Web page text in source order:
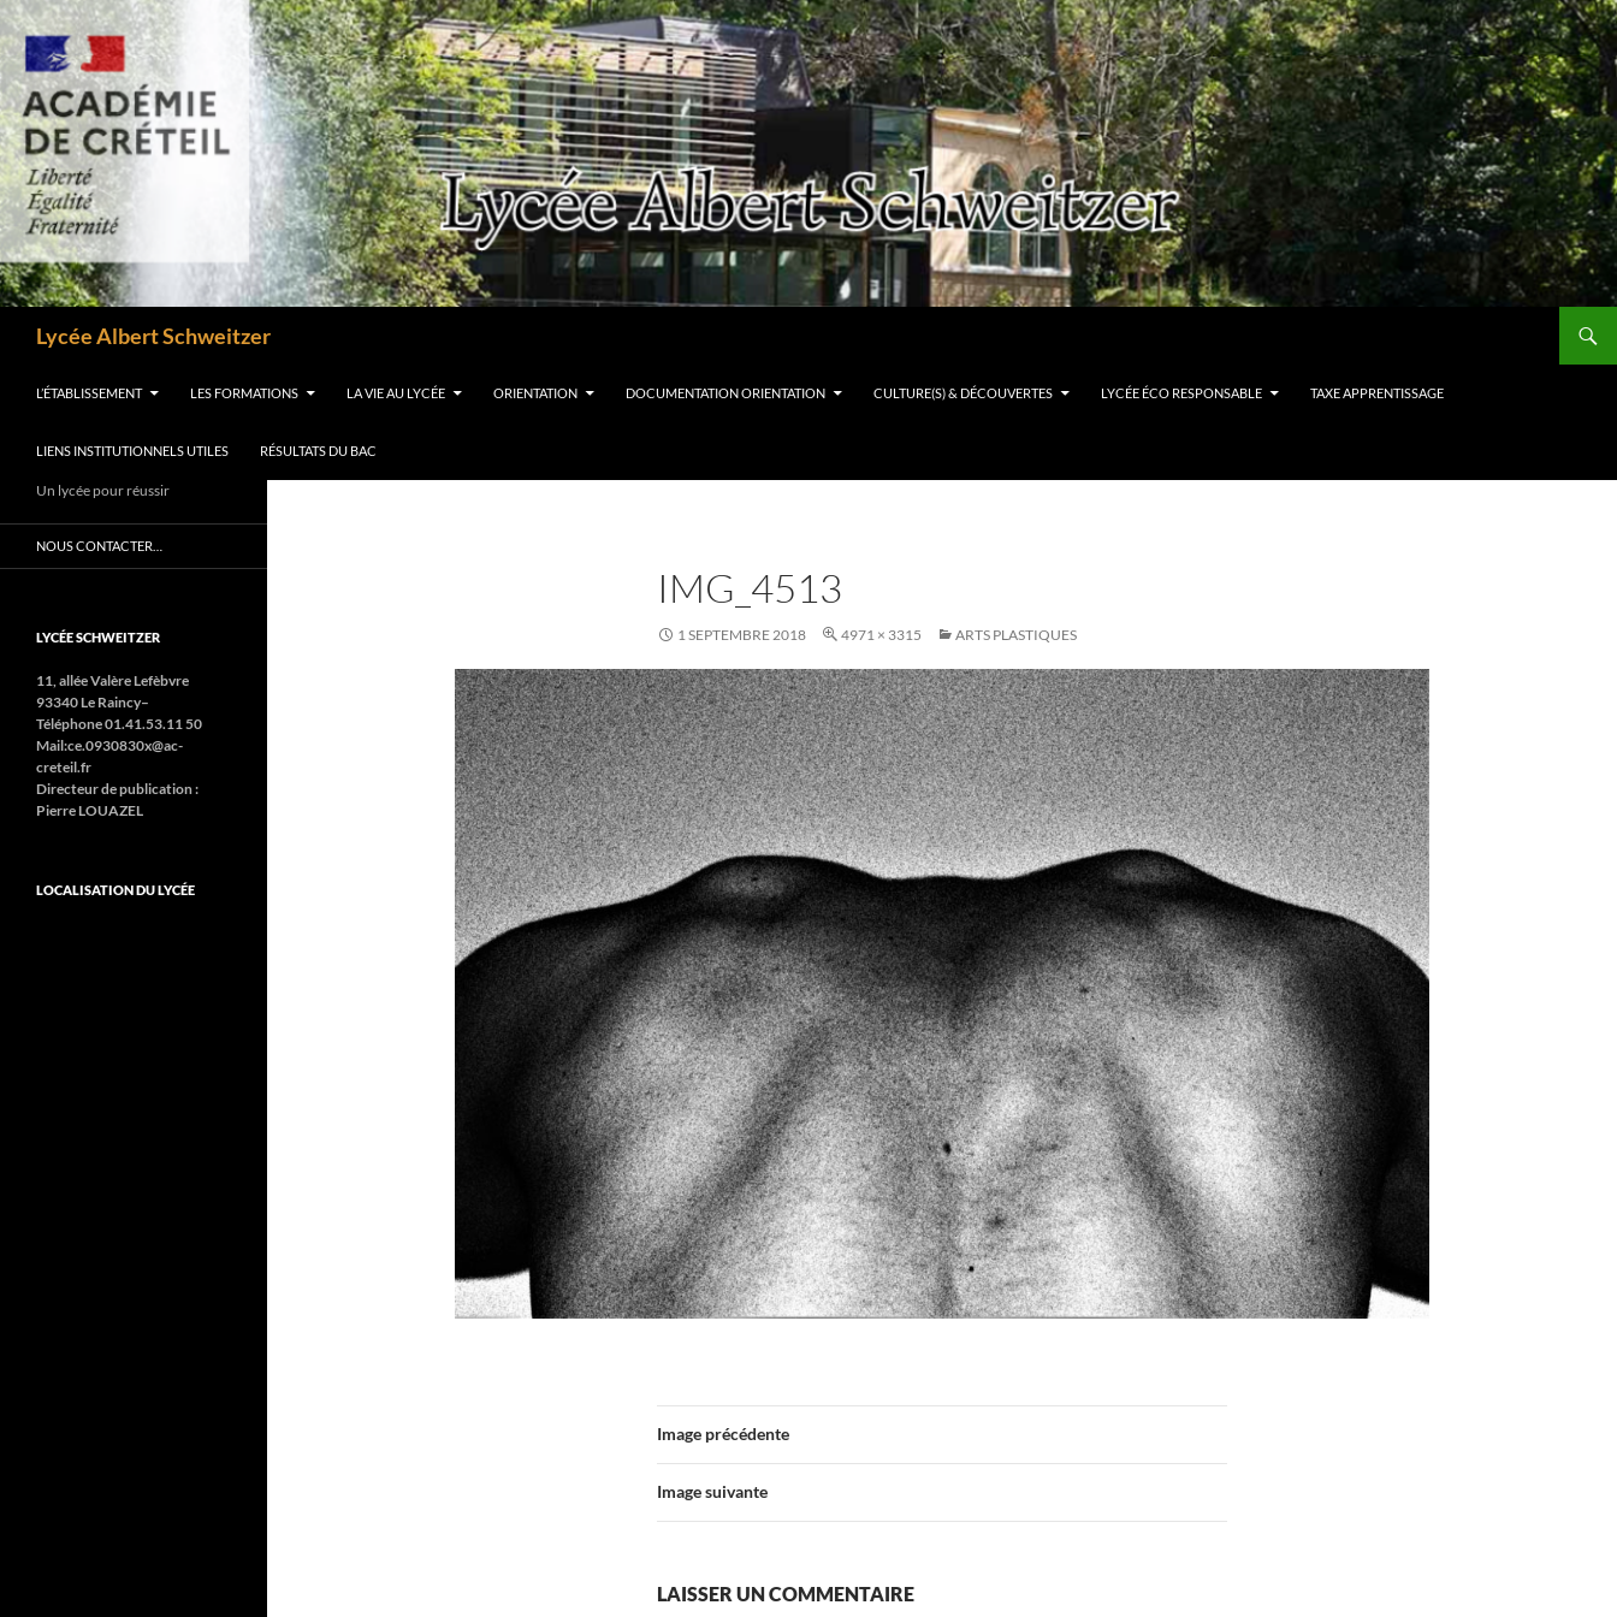
Aller
au
contenu
Lycée Albert Schweitzer
L’ÉTABLISSEMENT LES FORMATIONS LA VIE AU LYCÉE ORIENTATION DOCUMENTATION ORIENTATION CULTURE(S) & DÉCOUVERTES LYCÉE ÉCO RESPONSABLE TAXE APPRENTISSAGE
LIENS INSTITUTIONNELS UTILES RÉSULTATS DU BAC
IMG_4513
1 SEPTEMBRE 2018 4971 × 3315 ARTS PLASTIQUES
Image précédente
Image suivante
LAISSER UN COMMENTAIRE
Un lycée pour réussir
NOUS CONTACTER…
LYCÉE SCHWEITZER
11, allée Valère Lefèbvre
93340 Le Raincy–
Téléphone 01.41.53.11 50
Mail:ce.0930830x@ac-
creteil.fr
Directeur de publication :
Pierre LOUAZEL
LOCALISATION DU LYCÉE